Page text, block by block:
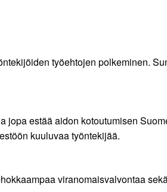
työehtojen polkeminen.
estää aidon kotoutumisen
kuuluvaa työntekijää.
viranomaisvalvontaa